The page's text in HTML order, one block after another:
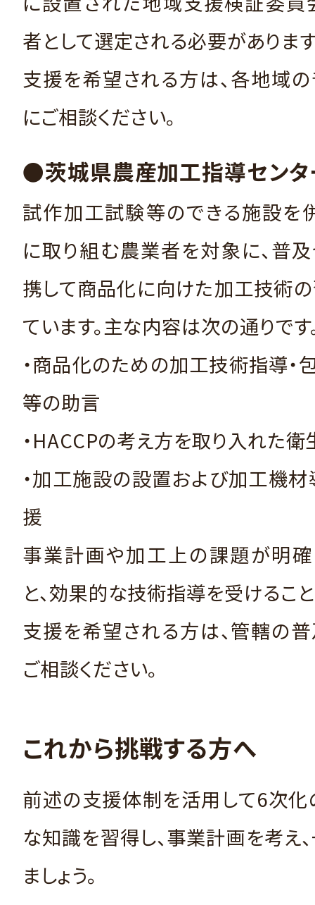
者として選定される必要があります
支援を希望される方は、各地域
にご相談ください。
●茨城県農産加工指導センタ
試作加工試験等のできる施設を
に取り組む農業者を対象に、普
携して商品化に向けた加工技術
ています。主な内容は次の通りです
・商品化のための加工技術指導・
等の助言
・HACCPの考え方を取り入れた
・加工施設の設置および加工機
援
事業計画や加工上の課題が明確
と、効果的な技術指導を受けるこ
支援を希望される方は、管轄の
ご相談ください。
これから挑戦する方へ
前述の支援体制を活用して6次
な知識を習得し、事業計画を考え
ましょう。